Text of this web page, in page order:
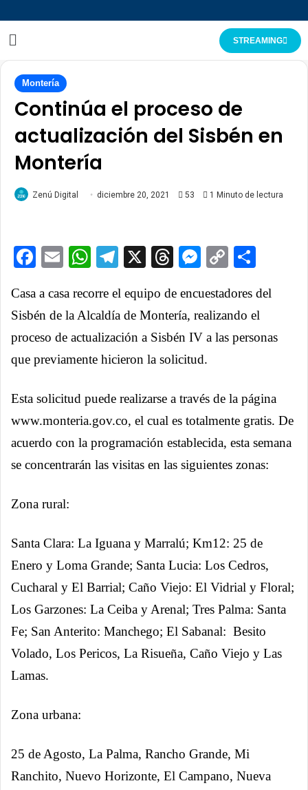
STREAMING
Montería
Continúa el proceso de
actualización del Sisbén en
Montería
Zenú Digital diciembre 20, 2021 53 1 Minuto de lectura
Facebook
EmailWhatsApp
Telegram
X ThreadsCopy
Casa a casa recorre el equipo de encuestadores del
Sisbén de la Alcaldía de Montería, realizando el
proceso de actualización a Sisbén IV a las personas
que previamente hicieron la solicitud.
Esta solicitud puede realizarse a través de la página
www.monteria.gov.co, el cual es totalmente gratis. De
acuerdo con la programación establecida, esta semana
se concentrarán las visitas en las siguientes zonas:
Zona rural:
Santa Clara: La Iguana y Marralú; Km12: 25 de
Enero y Loma Grande; Santa Lucia: Los Cedros,
Cucharal y El Barrial; Caño Viejo: El Vidrial y Floral;
Los Garzones: La Ceiba y Arenal; Tres Palma: Santa
Fe; San Anterito: Manchego; El Sabanal: Besito
Volado, Los Pericos, La Risueña, Caño Viejo y Las
Lamas.
Zona urbana:
25 de Agosto, La Palma, Rancho Grande, Mi
Ranchito, Nuevo Horizonte, El Campano, Nueva